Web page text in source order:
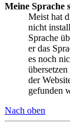
Meine Sprache
Meist hat
nicht
Sprache
er das
es noch
der
gefunden
Nach oben